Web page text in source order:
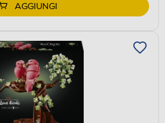
AGGIUNGI